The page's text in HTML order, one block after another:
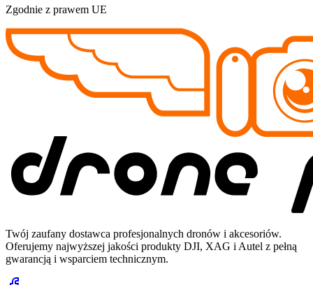
Zgodnie z prawem UE
Twój zaufany dostawca profesjonalnych dronów i akcesoriów.
Oferujemy najwyższej jakości produkty DJI, XAG i Autel z pełną
gwarancją i wsparciem technicznym.